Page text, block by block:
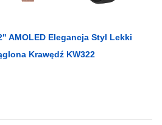
AMOLED Elegancja Styl Lekki
Krawędź KW322